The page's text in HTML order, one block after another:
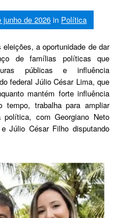
junho de 2026 in Política
a oportunidade de dar
de famílias políticas que
públicas e influência
federal Júlio César Lima, que
mantém forte influência
trabalha para ampliar
com Georgiano Neto
Júlio César Filho disputando